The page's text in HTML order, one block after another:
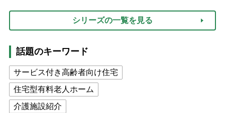
シリーズの一覧を見る
話題のキーワード
サービス付き高齢者向け住宅
住宅型有料老人ホーム
介護施設紹介